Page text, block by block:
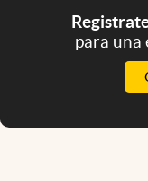
para una